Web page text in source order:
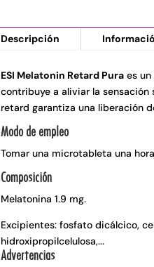
Descripción
ESI Melatonin Retard Pura es
contribuye a aliviar la
retard garantiza una liberación
Modo de empleo
Tomar una microtableta una
Composición
Melatonina 1.9 mg.
Excipientes: fosfato dicálcico,
hidroxipropilcelulosa,...
Advertencias